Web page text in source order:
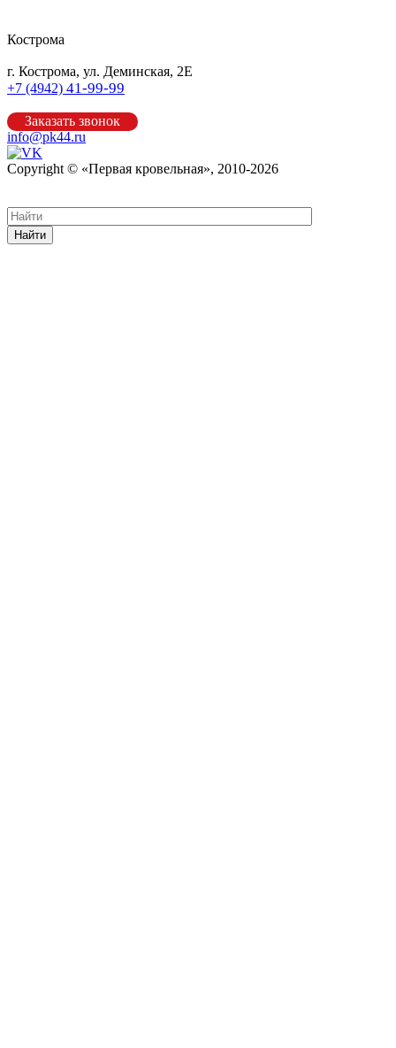
Кострома
г. Кострома, ул. Деминская, 2Е
+7 (4942) 41-99-99
Заказать звонок
info@pk44.ru
Copyright © «Первая кровельная», 2010-2026
Найти